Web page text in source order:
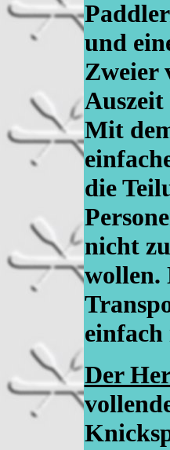
und
Zweier
Mit
die
nicht
wollen.
Der